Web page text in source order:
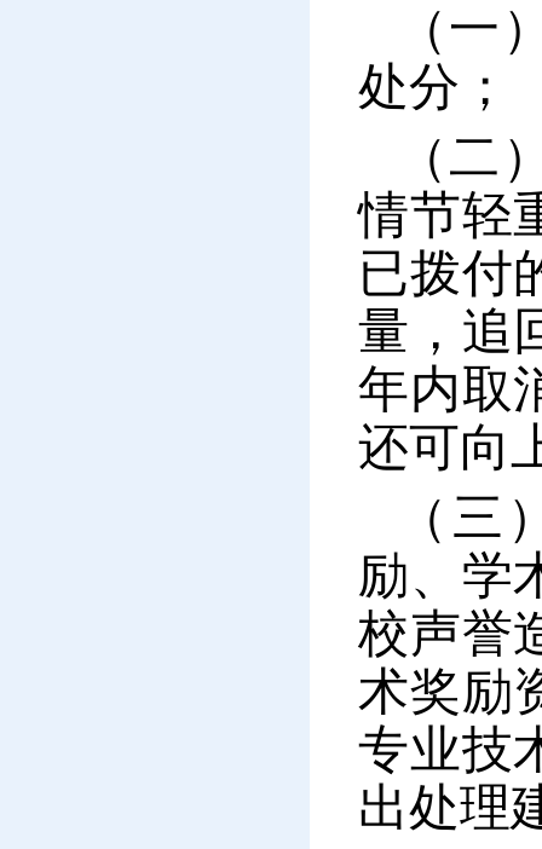
（一
处分；
（二
情节轻
已拨付
量，追
年内取
还可向
（
励、学
校声誉
术奖励
专业技
出处理